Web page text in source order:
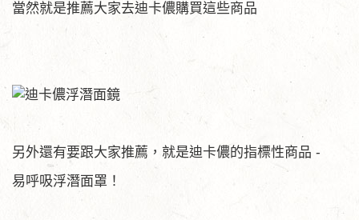
當然就是推薦大家去迪卡儂購買這些商品
另外還有要跟大家推薦，就是迪卡儂的指標性商品 -
易呼吸浮潛面罩！